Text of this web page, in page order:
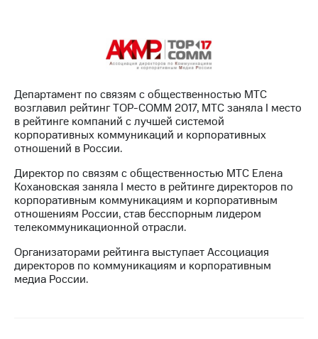
Департамент по связям с общественностью МТС
возглавил рейтинг TOP-COMM 2017, МТС заняла I место
в рейтинге компаний с лучшей системой
корпоративных коммуникаций и корпоративных
отношений в России.
Директор по связям с общественностью МТС Елена
Кохановская заняла I место в рейтинге директоров по
корпоративным коммуникациям и корпоративным
отношениям России, став бесспорным лидером
телекоммуникационной отрасли.
Организаторами рейтинга выступает Ассоциация
директоров по коммуникациям и корпоративным
медиа России.